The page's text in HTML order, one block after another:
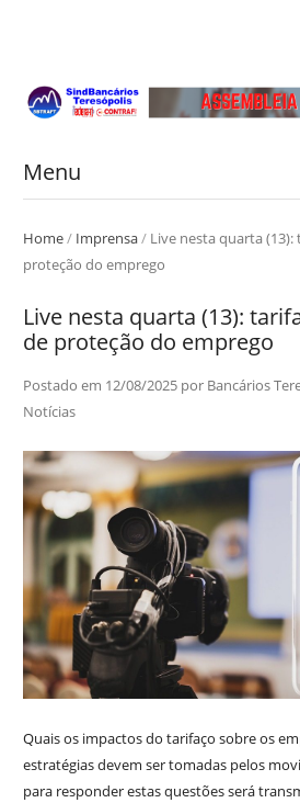
Menu
Home/ Imprensa/ Live nesta quarta
proteção do emprego
Live nesta quarta (13):
de proteção do emprego
Postado em 12/08/2025por Bancários
Notícias
Quais os impactos do tarifaço sobre os
estratégias devem ser tomadas pelos
para responder estas questões será